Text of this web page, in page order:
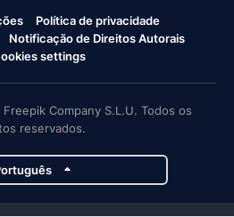
Política de privacidade
Notificação de Direitos Autorais
settings
Company S.L.U. Todos os
reservados.